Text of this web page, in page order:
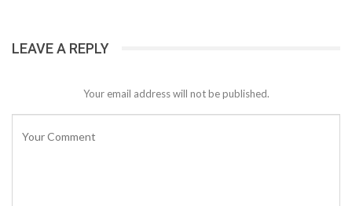
LEAVE A REPLY
Your email address will not be published.